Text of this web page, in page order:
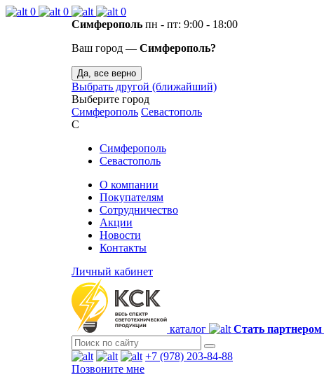
0 0
0
Симферополь пн - пт: 9:00 - 18:00
Ваш город — Симферополь?
Да, все верно
Выбрать другой (ближайший)
Выберите город
Симферополь Севастополь
С
Симферополь
Севастополь
О компании
Покупателям
Сотрудничество
Акции
Новости
Контакты
Личный кабинет
каталог Стать партнером
+7 (978) 203-84-88
Позвоните мне